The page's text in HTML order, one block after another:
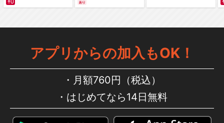
編～ カラー版
アプリからの加入もOK！
月額760円（税込）
はじめてなら14日無料